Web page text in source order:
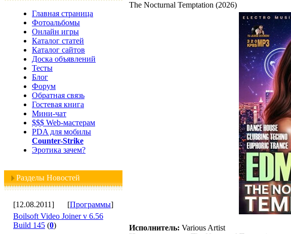
Главная страница
Фотоальбомы
Онлайн игры
Каталог статей
Каталог сайтов
Доска объявлений
Тесты
Блог
Форум
Обратная связь
Гостевая книга
Мини-чат
$$$ Web-мастерам
PDA для мобилы
Counter-Strike
Эротика зачем?
Разделы Новостей
[12.08.2011] [Программы]
Boilsoft Video Joiner v 6.56
Build 145 (0)
The Nocturnal Temptation (2026)
Исполнитель: Various Artist